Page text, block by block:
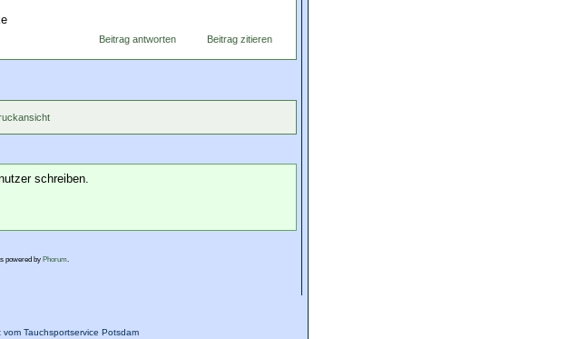
Beitrag antworten Beitrag zitieren
schreiben.
powered byPhorum.
Tauchsportservice Potsdam